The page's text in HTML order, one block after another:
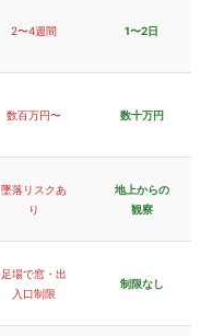
2〜4週間 1〜2日
数百万円〜 数十万円
墜落リスクあ
り
地上からの
観察
足場で窓・出
入口制限
制限なし